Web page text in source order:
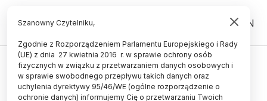
PL EN
CZŁOWIEK
Głazy narzutowe w podaniach i w
Szanowny Czytelniku,
Zgodnie z Rozporządzeniem Parlamentu Europejskiego i Rady
(UE) z dnia 27 kwietnia 2016 r. w sprawie ochrony osób
fizycznych w związku z przetwarzaniem danych osobowych i
w sprawie swobodnego przepływu takich danych oraz
uchylenia dyrektywy 95/46/WE (ogólne rozporządzenie o
ochronie danych) informujemy Cię o przetwarzaniu Twoich